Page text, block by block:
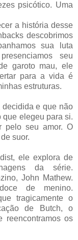
psicótico. Uma
a história desse
descobrimos
sua luta
seu
garoto mau, ele
para a vida é
estruturas.
e que não
que elegeu para si.
pelo seu amor. O
suor.
ele explora de
da série.
John Mathew.
de menino.
tragicamente o
de Butch, o
reencontramos os